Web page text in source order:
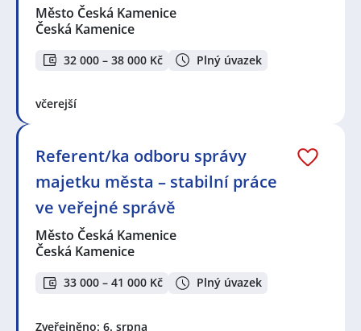
Město Česká Kamenice
Česká Kamenice
32 000 – 38 000 Kč Plný úvazek
včerejší
Referent/ka odboru správy
majetku města – stabilní práce
ve veřejné správě
Město Česká Kamenice
Česká Kamenice
33 000 – 41 000 Kč Plný úvazek
Zveřejněno: 6. srpna